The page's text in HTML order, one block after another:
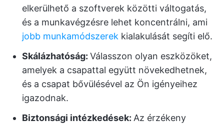
elkerülhető a szoftverek közötti váltogatás,
és a munkavégzésre lehet koncentrálni, ami
jobb munkamódszerek kialakulását segíti elő.
Skálázhatóság: Válasszon olyan eszközöket,
amelyek a csapattal együtt növekedhetnek,
és a csapat bővülésével az Ön igényeihez
igazodnak.
Biztonsági intézkedések: Az érzékeny